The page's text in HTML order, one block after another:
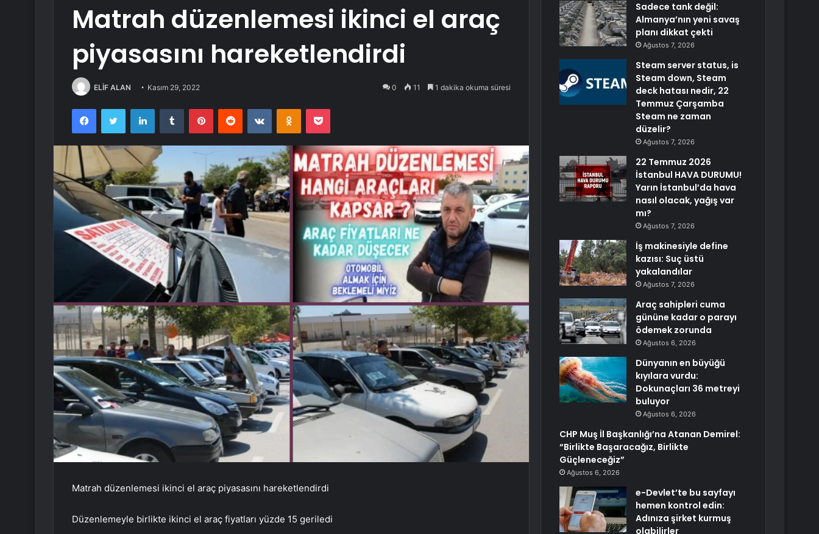
Matrah düzenlemesi ikinci el araç
piyasasını hareketlendirdi
ELİF ALAN Kasım 29, 2022 0 11 1 dakika okuma süresi
FacebookTwitter LinkedInTumblr PinterestReddit VKontakteOdnoklassniki
Pocket
Matrah düzenlemesi ikinci el araç piyasasını hareketlendirdi
Düzenlemeyle birlikte ikinci el araç fiyatları yüzde 15 geriledi
Sadece tank değil:
Almanya’nın yeni savaş
planı dikkat çekti
Ağustos 7, 2026
Steam server status, is
Steam down, Steam
deck hatası nedir, 22
Temmuz Çarşamba
Steam ne zaman
düzelir?
Ağustos 7, 2026
22 Temmuz 2026
İstanbul HAVA DURUMU!
Yarın İstanbul’da hava
nasıl olacak, yağış var
mı?
Ağustos 7, 2026
İş makinesiyle define
kazısı: Suç üstü
yakalandılar
Ağustos 7, 2026
Araç sahipleri cuma
gününe kadar o parayı
ödemek zorunda
Ağustos 6, 2026
Dünyanın en büyüğü
kıyılara vurdu:
Dokunaçları 36 metreyi
buluyor
Ağustos 6, 2026
CHP Muş İl Başkanlığı’na Atanan Demirel:
“Birlikte Başaracağız, Birlikte
Güçleneceğiz”
Ağustos 6, 2026
e-Devlet’te bu sayfayı
hemen kontrol edin:
Adınıza şirket kurmuş
olabilirler